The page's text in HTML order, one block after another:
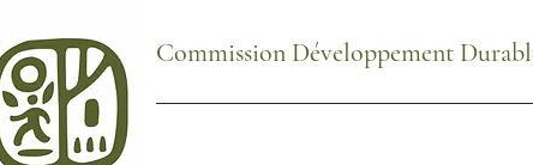
Commission Développement